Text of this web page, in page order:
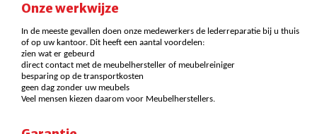
Onze werkwijze
In de meeste gevallen doen onze medewerkers de lederreparatie bij u thuis
of op uw kantoor. Dit heeft een aantal voordelen:
zien wat er gebeurd
direct contact met de meubelhersteller of meubelreiniger
besparing op de transportkosten
geen dag zonder uw meubels
Veel mensen kiezen daarom voor Meubelherstellers.